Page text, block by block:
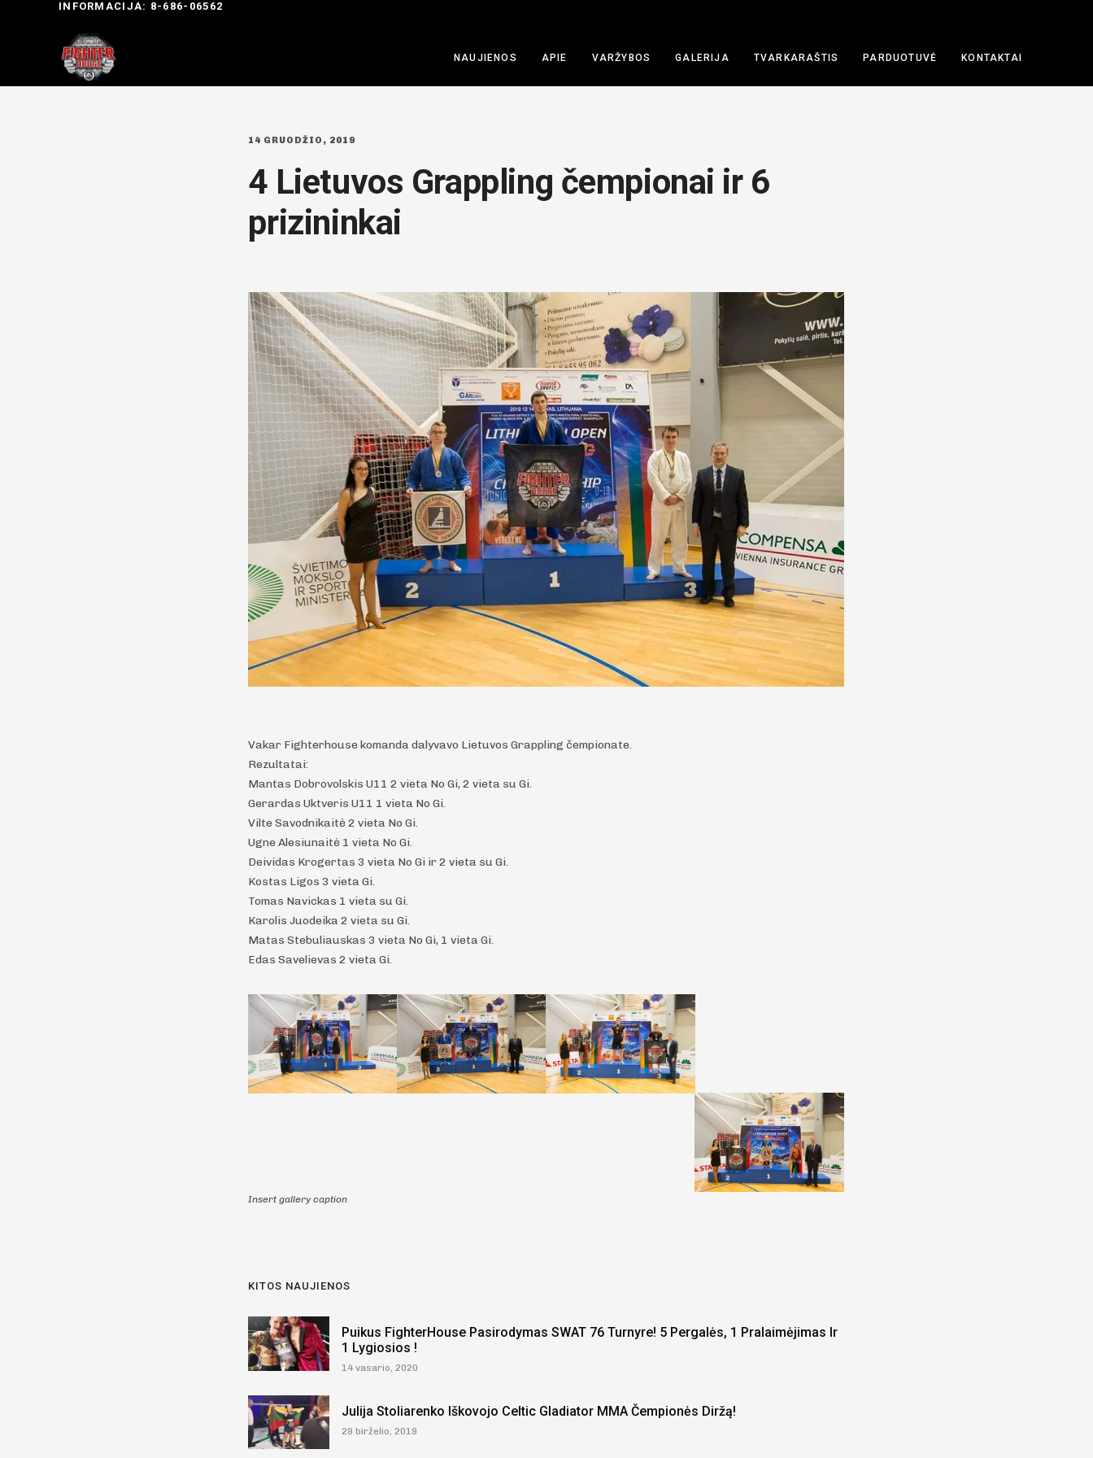
INFORMACIJA: 8-686-06562
NAUJIENOS APIE VARŽYBOS GALERIJA TVARKARAŠTIS PARDUOTUVĖ KONTAKTAI
14 GRUODŽIO, 2019
4 Lietuvos Grappling čempionai ir 6
prizininkai
Vakar Fighterhouse komanda dalyvavo Lietuvos Grappling čempionate.
Rezultatai:
Mantas Dobrovolskis U11 2 vieta No Gi, 2 vieta su Gi.
Gerardas Uktveris U11 1 vieta No Gi.
Vilte Savodnikaitė 2 vieta No Gi.
Ugne Alesiunaitė 1 vieta No Gi.
Deividas Krogertas 3 vieta No Gi ir 2 vieta su Gi.
Kostas Ligos 3 vieta Gi.
Tomas Navickas 1 vieta su Gi.
Karolis Juodeika 2 vieta su Gi.
Matas Stebuliauskas 3 vieta No Gi, 1 vieta Gi.
Edas Savelievas 2 vieta Gi.
Insert gallery caption
KITOS NAUJIENOS
Puikus FighterHouse Pasirodymas SWAT 76 Turnyre! 5 Pergalės, 1 Pralaimėjimas Ir
1 Lygiosios !
14 vasario, 2020
Julija Stoliarenko Iškovojo Celtic Gladiator MMA Čempionės Diržą!
29 birželio, 2019